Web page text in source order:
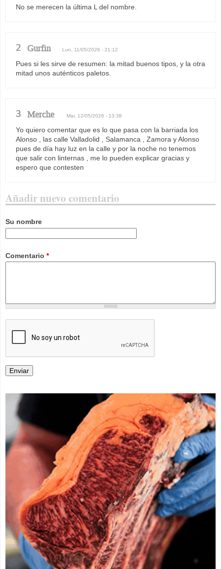
No se merecen la última L del nombre.
2 Gurfin Lun, 11/05/2026 - 21:12
Pues si les sirve de resumen: la mitad buenos tipos, y la otra
mitad unos auténticos paletos.
3 Merche Mar, 12/05/2026 - 13:38
Yo quiero comentar que es lo que pasa con la barriada los
Alonso , las calle Valladolid , Salamanca , Zamora y Alonso
pues de día hay luz en la calle y por la noche no tenemos
que salir con linternas , me lo pueden explicar gracias y
espero que contesten
Añadir nuevo comentario
Su nombre
Comentario *